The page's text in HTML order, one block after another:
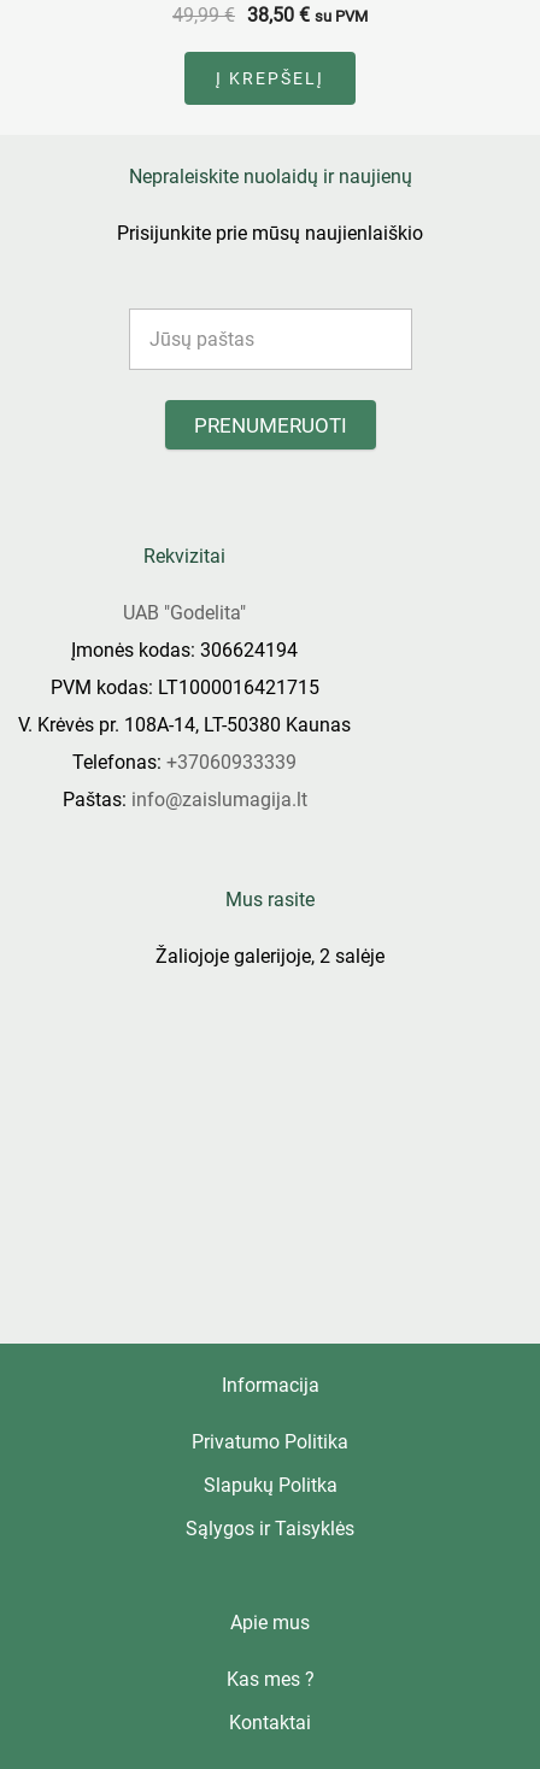
49,99€ 38,50 € su PVM
Į KREPŠELĮ
Nepraleiskite nuolaidų ir naujienų
Prisijunkite prie mūsų naujienlaiškio
PRENUMERUOTI
Rekvizitai
UAB "Godelita"
Įmonės kodas: 306624194
PVM kodas: LT1000016421715
V. Krėvės pr. 108A-14, LT-50380 Kaunas
Telefonas: +37060933339
Paštas: info@zaislumagija.lt
Mus rasite
Žaliojoje galerijoje, 2 salėje
Informacija
Privatumo Politika
Slapukų Politka
Sąlygos ir Taisyklės
Apie mus
Kas mes ?
Kontaktai